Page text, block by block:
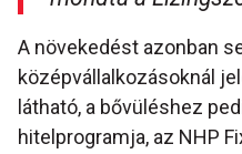
A növekedést azonban
középvállalkozásoknál
látható, a bővüléshez
hitelprogramja, az NHP